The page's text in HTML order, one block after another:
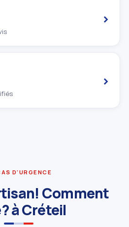
›
›
D'URGENCE
Comment
à Créteil